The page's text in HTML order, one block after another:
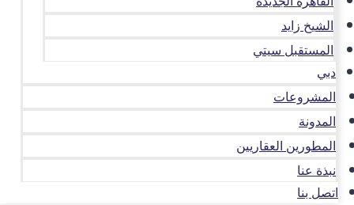
الشيخ زايد
المستقبل سيتي
دبي
المشروعات
المدونة
المطورين العقاريين
نبذة عنا
اتصل بنا